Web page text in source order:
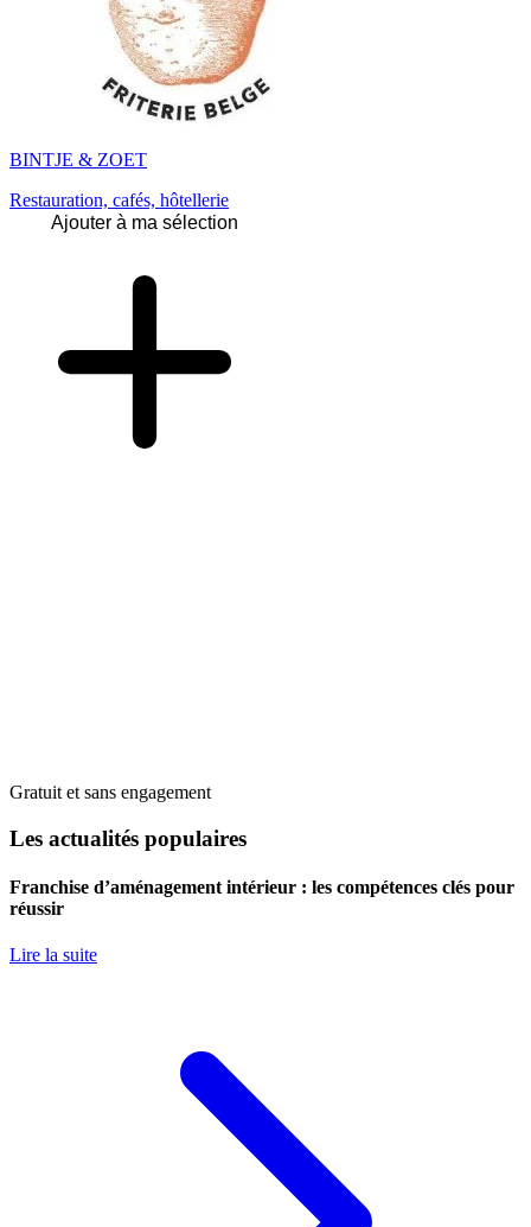
BINTJE & ZOET
Restauration, cafés, hôtellerie
Ajouter à ma sélection
Gratuit et sans engagement
Les actualités populaires
Franchise d’aménagement intérieur : les compétences clés pour
réussir
Lire la suite